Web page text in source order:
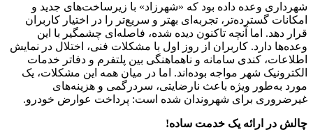
شهرداری وعده داده بود که «شهرزاد» با زیرساخت‌های جدید و
امکانات گسترده‌تر، تجربه‌ای بهتر و سریع‌تر را در اختیار کاربران
قرار دهد. اما آنچه تاکنون دیده شده، فاصله‌ای چشمگیر با این
وعده‌ها دارد. کاربران از روز اول با مشکلات فنی، اختلال در نمایش
اطلاعات، کندی سامانه و ناهماهنگی بین پلتفرم و دفاتر خدمات
الکترونیک شهر مواجه بوده‌اند. اما در میان همه این مشکلات، یک
مورد به‌طور ویژه باعث نارضایتی، سردرگمی و هزینه‌های
غیرضروری برای شهروندان شده است: پرداخت عوارض خودرو.
چالش در ارائه یک خدمت ساده!